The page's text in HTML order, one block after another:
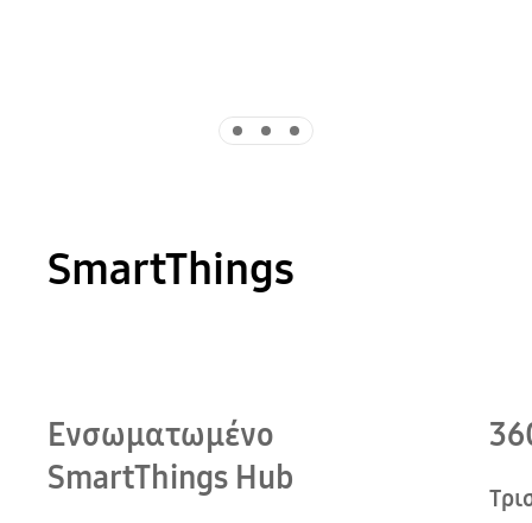
SmartThings
Ενσωματωμένο
SmartThings Hub